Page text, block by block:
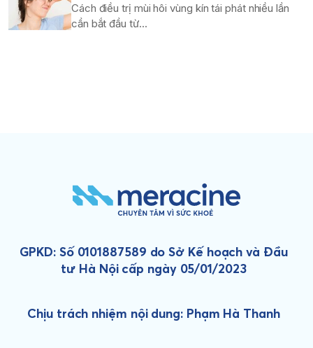
Cách điều trị mùi hôi vùng kín tái phát nhiều lần
cần bắt đầu từ...
GPKD: Số 0101887589 do Sở Kế hoạch và Đầu
tư Hà Nội cấp ngày 05/01/2023
Chịu trách nhiệm nội dung: Phạm Hà Thanh